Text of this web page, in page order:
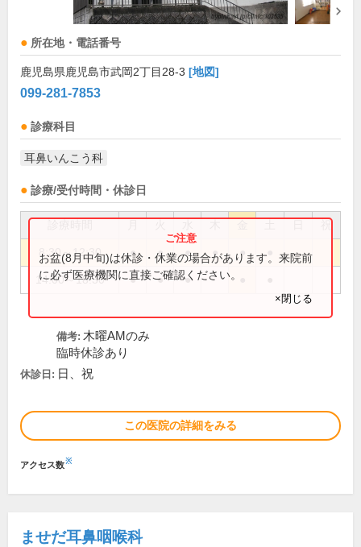
所在地・電話番号
鹿児島県鹿児島市武岡2丁目28-3 [地図]
099-281-7853
診療科目
耳鼻いんこう科
診療/受付時間・休診日
祝
8:30～12:30 ● ● ● ● ●
14:00～18:30 ● ● ●
お盆(8月中旬)は休診・休業の場合があります。来院前
に必ず医療機関に直接ご確認ください。
×閉じる
備考: 木曜AMのみ
臨時休診あり
休診日: 日、祝
この医院の詳細をみる
アクセス数※
ませだ耳鼻咽喉科